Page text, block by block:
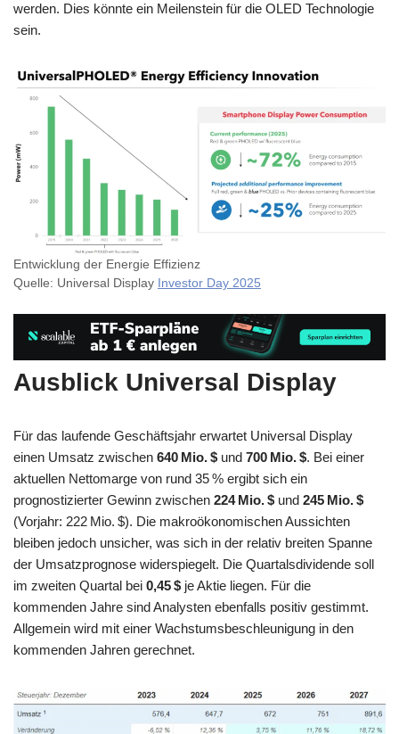
werden. Dies könnte ein Meilenstein für die OLED Technologie
sein.
Entwicklung der Energie Effizienz
Quelle: Universal Display Investor Day 2025
Ausblick Universal Display
Für das laufende Geschäftsjahr erwartet Universal Display
einen Umsatz zwischen 640 Mio. $ und 700 Mio. $. Bei einer
aktuellen Nettomarge von rund 35 % ergibt sich ein
prognostizierter Gewinn zwischen 224 Mio. $ und 245 Mio. $
(Vorjahr: 222 Mio. $). Die makroökonomischen Aussichten
bleiben jedoch unsicher, was sich in der relativ breiten Spanne
der Umsatzprognose widerspiegelt. Die Quartalsdividende soll
im zweiten Quartal bei 0,45 $ je Aktie liegen. Für die
kommenden Jahre sind Analysten ebenfalls positiv gestimmt.
Allgemein wird mit einer Wachstumsbeschleunigung in den
kommenden Jahren gerechnet.